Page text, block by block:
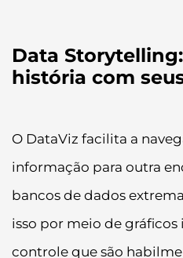
Data
história com
O DataViz facilita a
informação para outra
bancos de dados
isso por meio de
controle que são